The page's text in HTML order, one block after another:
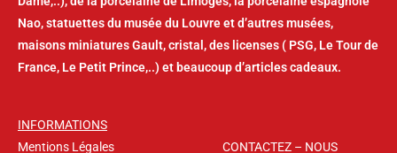
INFORMATIONS
Mentions Légales
Conditions Générales De Vente
Livraison et Retour
CONTACTEZ – NOUS
A propos de nous